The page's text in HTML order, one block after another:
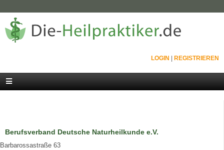
LOGIN REGISTRIEREN
Berufsverband Deutsche Naturheilkunde e.V.
Barbarossastraße 63